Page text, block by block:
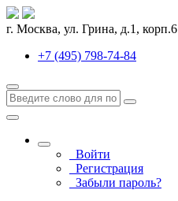
г. Москва, ул. Грина, д.1, корп.6
+7 (495) 798-74-84
Войти
Регистрация
Забыли пароль?